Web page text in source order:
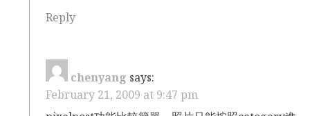
Reply
chenyang says:
February 21, 2009 at 9:47 pm